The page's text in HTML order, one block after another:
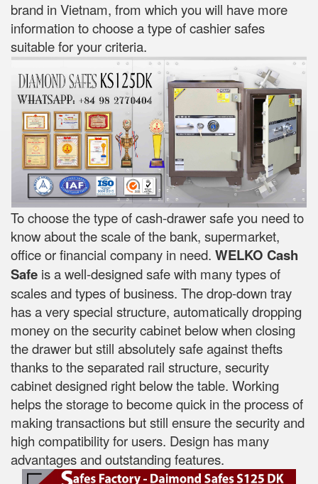
brand in Vietnam, from which you will have more
information to choose a type of cashier safes
suitable for your criteria.
To choose the type of cash-drawer safe you need to
know about the scale of the bank, supermarket,
office or financial company in need. WELKO Cash
Safe is a well-designed safe with many types of
scales and types of business. The drop-down tray
has a very special structure, automatically dropping
money on the security cabinet below when closing
the drawer but still absolutely safe against thefts
thanks to the separated rail structure, security
cabinet designed right below the table. Working
helps the storage to become quick in the process of
making transactions but still ensure the security and
high compatibility for users. Design has many
advantages and outstanding features.